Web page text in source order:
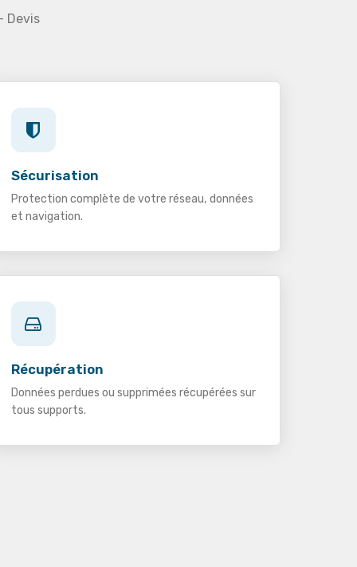
Devis
Sécurisation
Protection complète de votre réseau, données
et navigation.
Récupération
Données perdues ou supprimées récupérées sur
tous supports.